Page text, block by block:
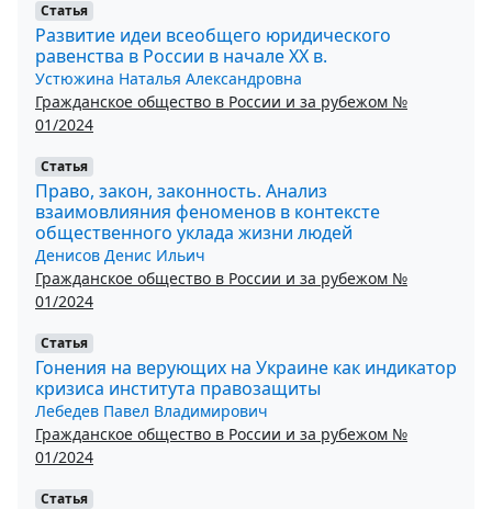
Статья
Развитие идеи всеобщего юридического
равенства в России в начале ХХ в.
Устюжина Наталья Александровна
Гражданское общество в России и за рубежом №
01/2024
Статья
Право, закон, законность. Анализ
взаимовлияния феноменов в контексте
общественного уклада жизни людей
Денисов Денис Ильич
Гражданское общество в России и за рубежом №
01/2024
Статья
Гонения на верующих на Украине как индикатор
кризиса института правозащиты
Лебедев Павел Владимирович
Гражданское общество в России и за рубежом №
01/2024
Статья